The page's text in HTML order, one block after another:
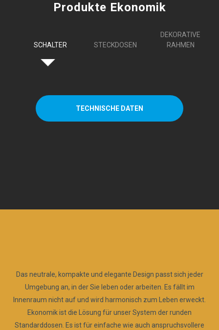
Produkte Ekonomik
SCHALTER STECKDOSEN
DEKORATIVE
RAHMEN
TECHNISCHE DATEN
Das neutrale, kompakte und elegante Design passt sich jeder
Umgebung an, in der Sie leben oder arbeiten. Es fällt im
Innenraum nicht auf und wird harmonisch zum Leben erweckt.
Ekonomik ist die Lösung für unser System der runden
Standarddosen. Es ist für einfache wie auch anspruchsvollere